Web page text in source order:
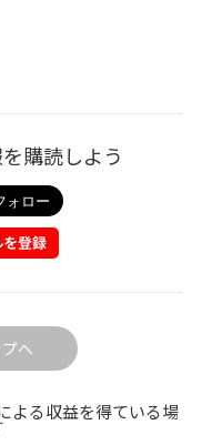
購読しよう
へ
よる収益を得ている場